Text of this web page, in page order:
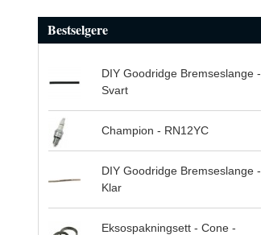
Bestselgere
DIY Goodridge Bremseslange -
Svart
Champion - RN12YC
DIY Goodridge Bremseslange -
Klar
Eksospakningsett - Cone -